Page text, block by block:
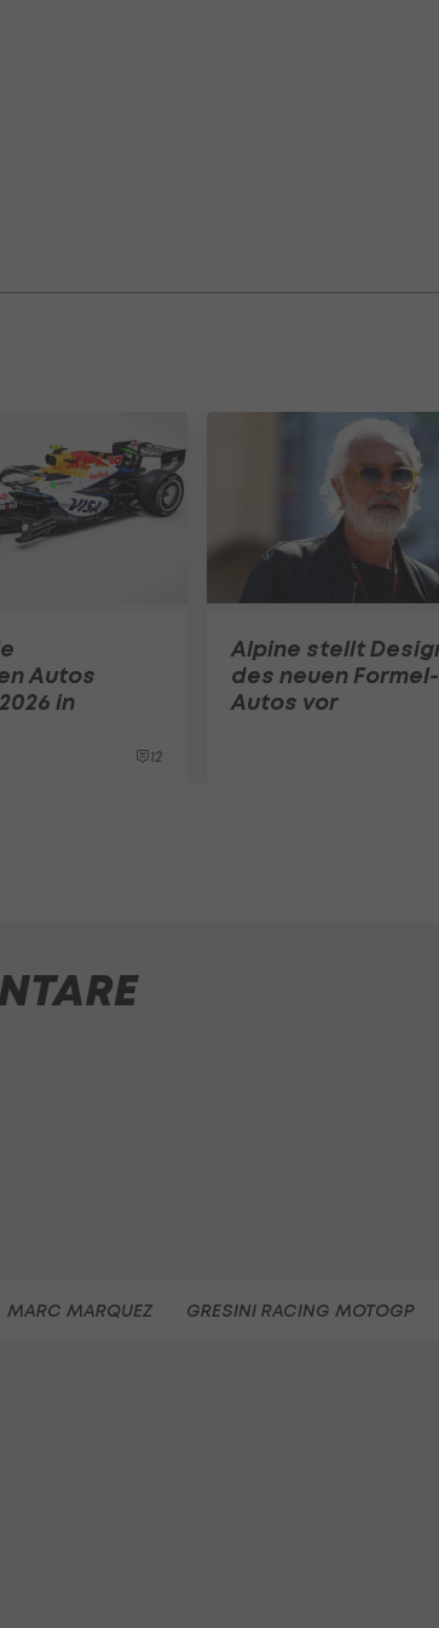
Autos
in
12
Alpine stellt
des neuen Formel-
Autos vor
MARC MARQUEZ GRESINI RACING MOTOGP